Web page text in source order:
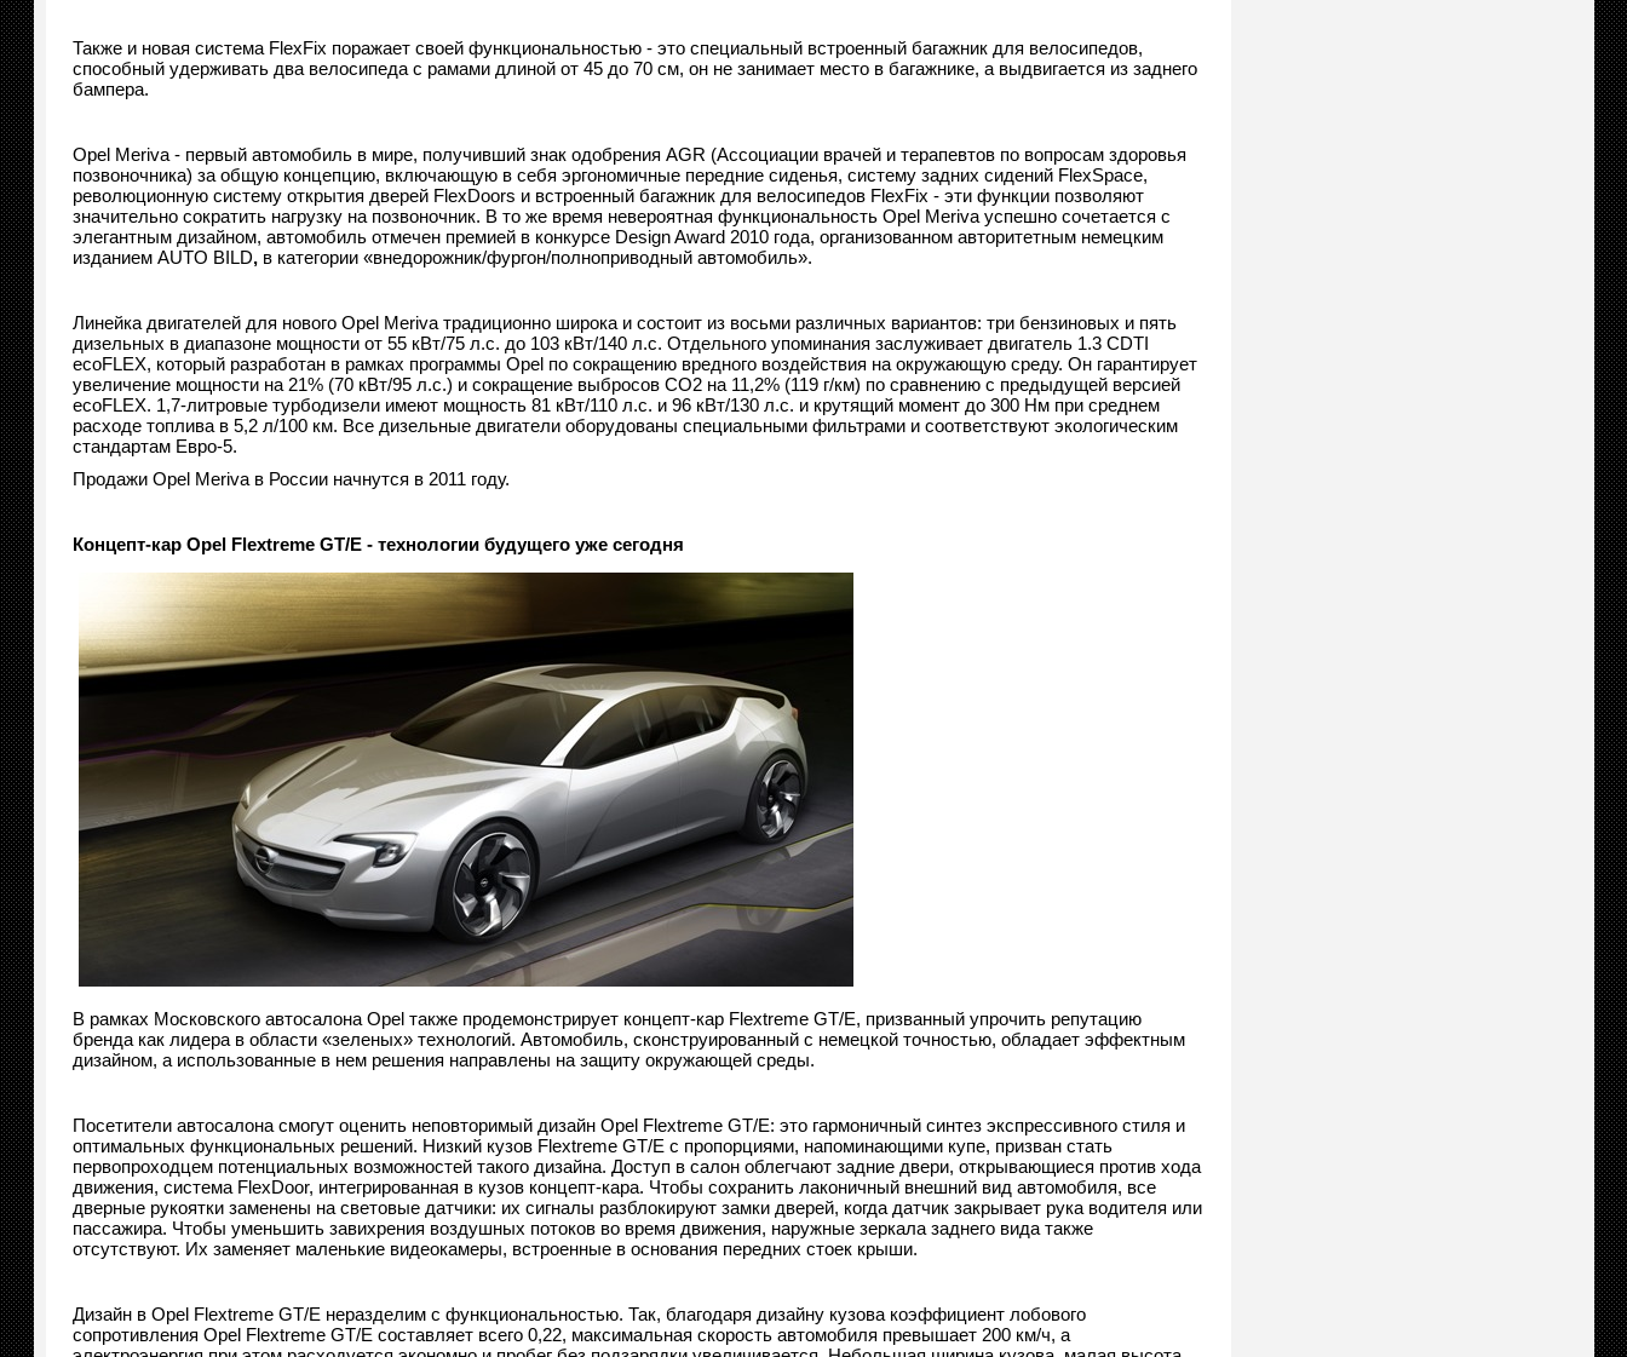
Также и новая система FlexFix поражает своей функциональностью - это специальный встроенный багажник для велосипедов,
способный удерживать два велосипеда с рамами длиной от 45 до 70 см, он не занимает место в багажнике, а выдвигается из заднего
бампера.
Opel Meriva - первый автомобиль в мире, получивший знак одобрения AGR (Ассоциации врачей и терапевтов по вопросам здоровья
позвоночника) за общую концепцию, включающую в себя эргономичные передние сиденья, систему задних сидений FlexSpace,
революционную систему открытия дверей FlexDoors и встроенный багажник для велосипедов FlexFix - эти функции позволяют
значительно сократить нагрузку на позвоночник. В то же время невероятная функциональность Opel Meriva успешно сочетается с
элегантным дизайном, автомобиль отмечен премией в конкурсе Design Award 2010 года, организованном авторитетным немецким
изданием AUTO BILD,в категории «внедорожник/фургон/полноприводный автомобиль».
Линейка двигателей для нового Opel Meriva традиционно широка и состоит из восьми различных вариантов: три бензиновых и пять
дизельных в диапазоне мощности от 55 кВт/75 л.с. до 103 кВт/140 л.с. Отдельного упоминания заслуживает двигатель 1.3 CDTI
ecoFLEX, который разработан в рамках программы Opel по сокращению вредного воздействия на окружающую среду. Он гарантирует
увеличение мощности на 21% (70 кВт/95 л.с.) и сокращение выбросов CO2 на 11,2% (119 г/км) по сравнению с предыдущей версией
ecoFLEX. 1,7-литровые турбодизели имеют мощность 81 кВт/110 л.с. и 96 кВт/130 л.с. и крутящий момент до 300 Нм при среднем
расходе топлива в 5,2 л/100 км. Все дизельные двигатели оборудованы специальными фильтрами и соответствуют экологическим
стандартам Евро-5.
Продажи Opel Meriva в России начнутся в 2011 году.
Концепт-кар Opel Flextreme GT/E- технологии будущего уже сегодня
В рамках Московского автосалона Opel также продемонстрирует концепт-кар Flextreme GT/E, призванный упрочить репутацию
бренда как лидера в области «зеленых» технологий. Автомобиль, сконструированный с немецкой точностью, обладает эффектным
дизайном, а использованные в нем решения направлены на защиту окружающей среды.
Посетители автосалона смогут оценить неповторимый дизайн Opel Flextreme GT/E: это гармоничный синтез экспрессивного стиля и
оптимальных функциональных решений. Низкий кузов Flextreme GT/E с пропорциями, напоминающими купе, призван стать
первопроходцем потенциальных возможностей такого дизайна. Доступ в салон облегчают задние двери, открывающиеся против хода
движения, система FlexDoor, интегрированная в кузов концепт-кара. Чтобы сохранить лаконичный внешний вид автомобиля, все
дверные рукоятки заменены на световые датчики: их сигналы разблокируют замки дверей, когда датчик закрывает рука водителя или
пассажира. Чтобы уменьшить завихрения воздушных потоков во время движения, наружные зеркала заднего вида также
отсутствуют. Их заменяет маленькие видеокамеры, встроенные в основания передних стоек крыши.
Дизайн в Opel Flextreme GT/E неразделим с функциональностью. Так, благодаря дизайну кузова коэффициент лобового
сопротивления Opel Flextreme GT/E составляет всего 0,22, максимальная скорость автомобиля превышает 200 км/ч, а